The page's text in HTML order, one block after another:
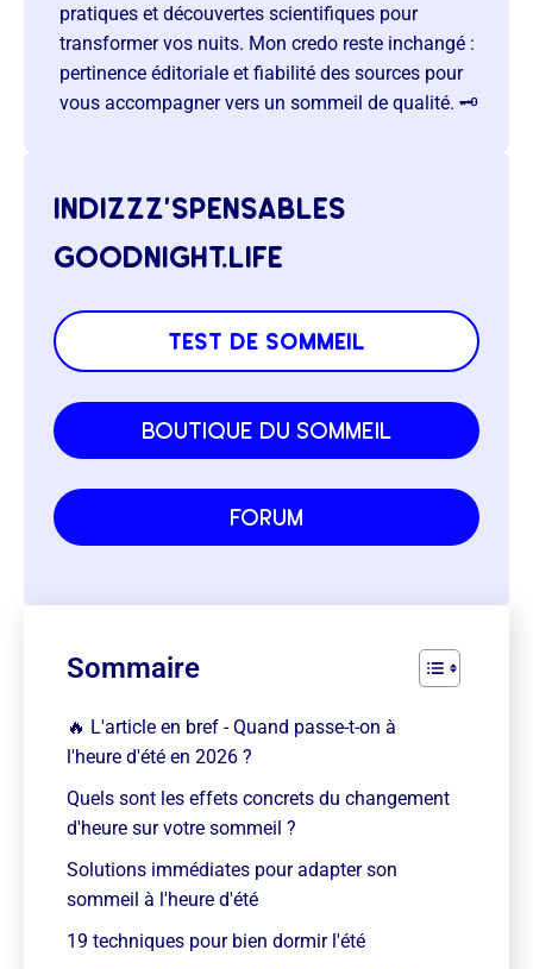
pratiques et découvertes scientifiques pour
transformer vos nuits. Mon credo reste inchangé :
pertinence éditoriale et fiabilité des sources pour
vous accompagner vers un sommeil de qualité. 🗝️
indizzz’spensables
goodnight.life
test de sommeil
boutique du sommeil
forum
Sommaire
🔥 L'article en bref - Quand passe-t-on à
l'heure d'été en 2026 ?
Quels sont les effets concrets du changement
d'heure sur votre sommeil ?
Solutions immédiates pour adapter son
sommeil à l'heure d'été
19 techniques pour bien dormir l'été